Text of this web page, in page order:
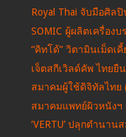
Royal Thai จับมือศิล
SOMIC ผู้ผลิตเครื่อง
“คิทโด้” วิตามินเม็ดเ
เจ็ตสกีเวิลด์คัพ ไทย
สมาคมผู้ใช้ดิจิทัลไทย
สมาคมแพทย์ผิวหนังฯ
‘VERTU’ ปลุกตำนา